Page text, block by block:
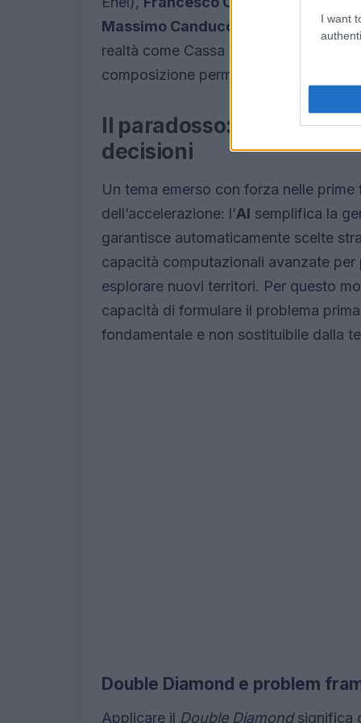
I want
Massimo Canducci
(Chief AI Officer
realtà come Cassa Depositi e Prestiti,
composizione permette di confrontare
Il paradosso: più
decisioni
Un tema emerso con forza nelle
dell’accelerazione: l’AI semplifica la
garantisce automaticamente scelte
capacità computazionali avanzate
esplorare nuovi territori. Per questo
capacità di formulare il problema
fondamentale e non sostituibile dalla
Double Diamond e problem
Applicare il Double Diamondsignifica